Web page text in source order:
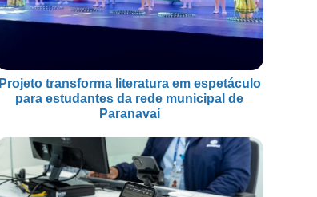
Projeto transforma literatura em espetáculo
para estudantes da rede municipal de
Paranavaí